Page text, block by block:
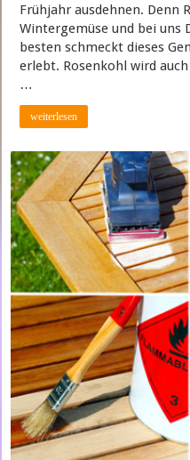
Frühjahr ausdehnen. Denn
Wintergemüse und bei uns
besten schmeckt dieses
erlebt. Rosenkohl wird
…
weiterlesen